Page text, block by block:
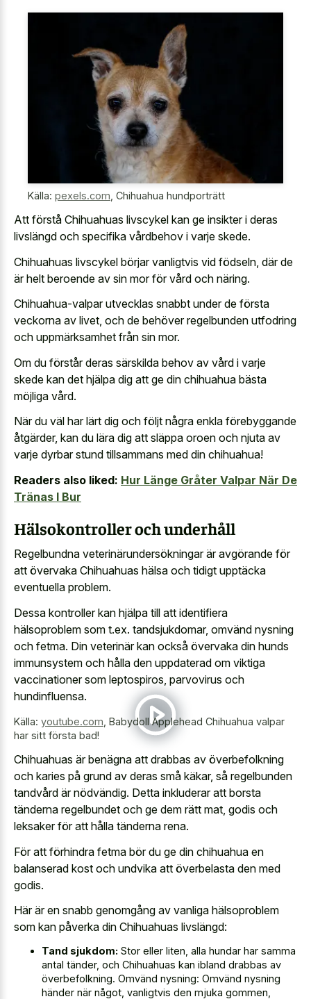
Källa: pexels.com Chihuahua hundporträtt
Att förstå Chihuahuas livscykel kan ge insikter i deras
livslängd och specifika vårdbehov i varje skede.
Chihuahuas livscykel börjar vanligtvis vid födseln, där de
är helt beroende av sin mor för vård och näring.
Chihuahua-valpar utvecklas snabbt under de första
veckorna av livet, och de behöver regelbunden utfodring
och uppmärksamhet från sin mor.
Om du förstår deras särskilda behov av vård i varje
skede kan det hjälpa dig att ge din chihuahua bästa
möjliga vård.
När du väl har lärt dig och följt några enkla förebyggande
åtgärder, kan du lära dig att släppa oroen och njuta av
varje dyrbar stund tillsammans med din chihuahua!
Readers also liked: Hur Länge Gråter Valpar När De
Tränas I Bur
Hälsokontroller och underhåll
Regelbundna veterinärundersökningar är avgörande för
att övervaka Chihuahuas hälsa och tidigt upptäcka
eventuella problem.
Dessa kontroller kan hjälpa till att identifiera
hälsoproblem som t.ex. tandsjukdomar, omvänd nysning
och fetma. Din veterinär kan också övervaka din hunds
immunsystem och hålla den uppdaterad om viktiga
vaccinationer som leptospiros, parvovirus och
hundinfluensa.
Källa: youtube.com Babydoll Applehead Chihuahua valpar
har sitt första bad!
Chihuahuas är benägna att drabbas av överbefolkning
och karies på grund av deras små käkar, så regelbunden
tandvård är nödvändig. Detta inkluderar att borsta
tänderna regelbundet och ge dem rätt mat, godis och
leksaker för att hålla tänderna rena.
För att förhindra fetma bör du ge din chihuahua en
balanserad kost och undvika att överbelasta den med
godis.
Här är en snabb genomgång av vanliga hälsoproblem
som kan påverka din Chihuahuas livslängd:
Tand sjukdom: Stor eller liten, alla hundar har samma
antal tänder, och Chihuahuas kan ibland drabbas av
överbefolkning. Omvänd nysning: Omvänd nysning
händer när något, vanligtvis den mjuka gommen,